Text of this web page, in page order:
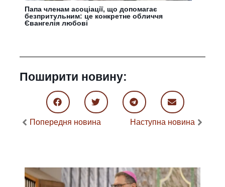
Папа членам асоціації, що допомагає
безпритульним: це конкретне обличчя
Євангелія любові
Поширити новину:
Попередня новина Наступна новина